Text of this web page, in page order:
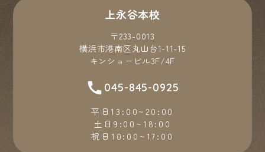
上永谷本校
〒233-0013
横浜市港南区丸山台1-11-15
キンショービル3F/4F
045-845-0925
平日13:00~20:00
土日9:00~18:00
祝日10:00~17:00